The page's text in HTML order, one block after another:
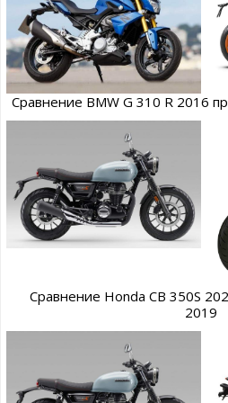
Сравнение BMW G 310 R 2016
Сравнение Honda CB 350S
2019